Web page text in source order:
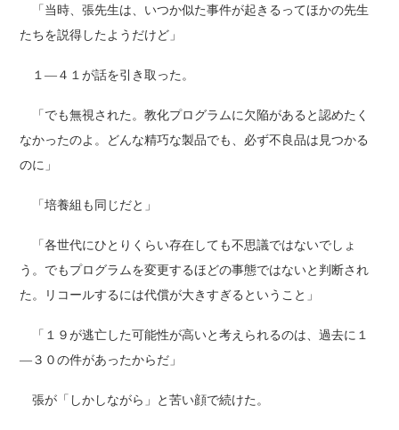
「当時、張先生は、いつか似た事件が起きるってほかの先生
たちを説得したようだけど」
１―４１が話を引き取った。
「でも無視された。教化プログラムに欠陥があると認めたく
なかったのよ。どんな精巧な製品でも、必ず不良品は見つかる
のに」
「培養組も同じだと」
「各世代にひとりくらい存在しても不思議ではないでしょ
う。でもプログラムを変更するほどの事態ではないと判断され
た。リコールするには代償が大きすぎるということ」
「１９が逃亡した可能性が高いと考えられるのは、過去に１
―３０の件があったからだ」
張が「しかしながら」と苦い顔で続けた。